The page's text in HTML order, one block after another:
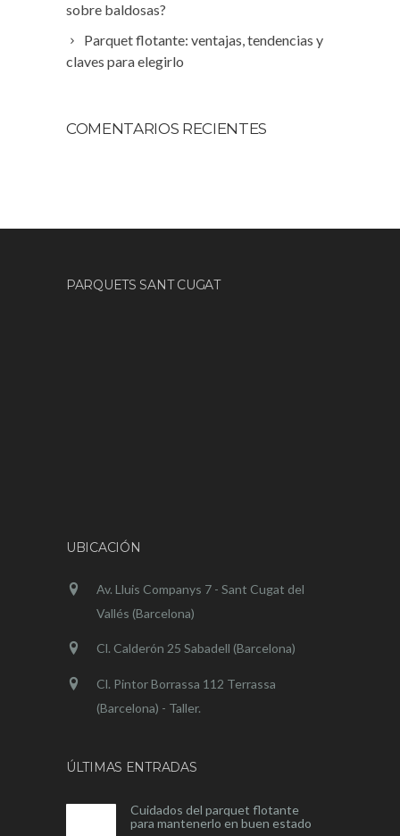
sobre baldosas?
Parquet flotante: ventajas, tendencias y
claves para elegirlo
COMENTARIOS RECIENTES
PARQUETS SANT CUGAT
UBICACIÓN
Av. Lluis Companys 7 - Sant Cugat del
Vallés (Barcelona)
Cl. Calderón 25 Sabadell (Barcelona)
Cl. Pintor Borrassa 112 Terrassa
(Barcelona) - Taller.
ÚLTIMAS ENTRADAS
Cuidados del parquet flotante
para mantenerlo en buen estado